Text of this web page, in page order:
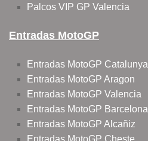
Palcos VIP GP Valencia
Entradas MotoGP
Entradas MotoGP Catalunya
Entradas MotoGP Aragon
Entradas MotoGP Valencia
Entradas MotoGP Barcelona
Entradas MotoGP Alcañiz